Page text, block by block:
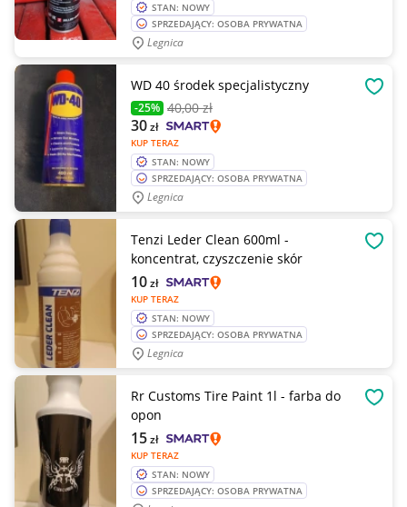
STAN: NOWY
SPRZEDAJĄCY: OSOBA PRYWATNA
Legnica
WD 40 środek specjalistyczny
-25% 40,00 zł
KUP TERAZ
30zł
STAN: NOWY
SPRZEDAJĄCY: OSOBA PRYWATNA
Legnica
Tenzi Leder Clean 600ml -
koncentrat, czyszczenie skór
KUP TERAZ
10zł
STAN: NOWY
SPRZEDAJĄCY: OSOBA PRYWATNA
Legnica
Rr Customs Tire Paint 1l - farba do
opon
KUP TERAZ
15zł
STAN: NOWY
SPRZEDAJĄCY: OSOBA PRYWATNA